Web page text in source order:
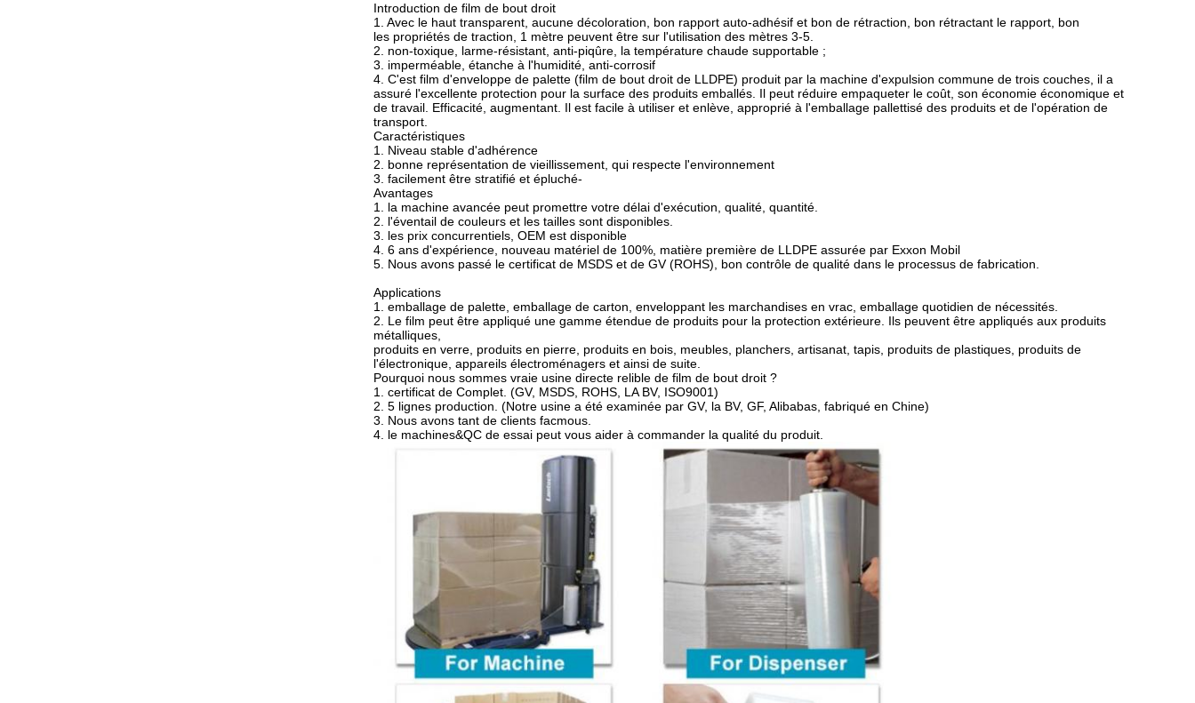
Introduction de film de bout droit
1. Avec le haut transparent, aucune décoloration, bon rapport auto-adhésif et bon de rétraction, bon rétractant le rapport, bon
les propriétés de traction, 1 mètre peuvent être sur l'utilisation des mètres 3-5.
2. non-toxique, larme-résistant, anti-piqûre, la température chaude supportable ;
3. imperméable, étanche à l'humidité, anti-corrosif
4. C'est film d'enveloppe de palette (film de bout droit de LLDPE) produit par la machine d'expulsion commune de trois couches, il a
assuré l'excellente protection pour la surface des produits emballés. Il peut réduire empaqueter le coût, son économie économique et
de travail. Efficacité, augmentant. Il est facile à utiliser et enlève, approprié à l'emballage pallettisé des produits et de l'opération de
transport.
Caractéristiques
1. Niveau stable d'adhérence
2. bonne représentation de vieillissement, qui respecte l'environnement
3. facilement être stratifié et épluché-
Avantages
1. la machine avancée peut promettre votre délai d'exécution, qualité, quantité.
2. l'éventail de couleurs et les tailles sont disponibles.
3. les prix concurrentiels, OEM est disponible
4. 6 ans d'expérience, nouveau matériel de 100%, matière première de LLDPE assurée par Exxon Mobil
5. Nous avons passé le certificat de MSDS et de GV (ROHS), bon contrôle de qualité dans le processus de fabrication.
Applications
1. emballage de palette, emballage de carton, enveloppant les marchandises en vrac, emballage quotidien de nécessités.
2. Le film peut être appliqué une gamme étendue de produits pour la protection extérieure. Ils peuvent être appliqués aux produits
métalliques,
produits en verre, produits en pierre, produits en bois, meubles, planchers, artisanat, tapis, produits de plastiques, produits de
l'électronique, appareils électroménagers et ainsi de suite.
Pourquoi nous sommes vraie usine directe relible de film de bout droit ?
1. certificat de Complet. (GV, MSDS, ROHS, LA BV, ISO9001)
2. 5 lignes production. (Notre usine a été examinée par GV, la BV, GF, Alibabas, fabriqué en Chine)
3. Nous avons tant de clients facmous.
4. le machines&QC de essai peut vous aider à commander la qualité du produit.